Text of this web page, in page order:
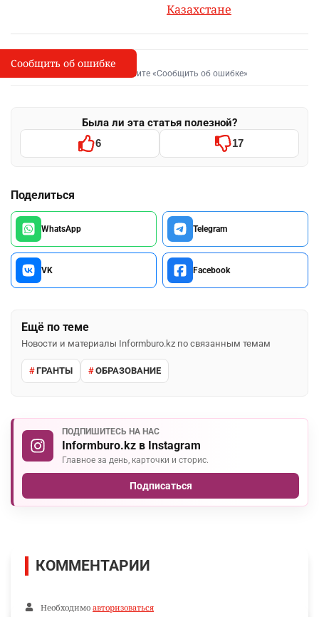
Казахстане
I
Сообщить об опечатке
Выделите фрагмент и нажмите «Сообщить об ошибке»
Была ли эта статья полезной?
6 17
Поделиться
WhatsApp Telegram
VK Facebook
Ещё по теме
Новости и материалы Informburo.kz по связанным темам
ГРАНТЫ ОБРАЗОВАНИЕ
ПОДПИШИТЕСЬ НА НАС
Informburo.kz в Instagram
Главное за день, карточки и сторис.
Подписаться
Сообщить об ошибке
КОММЕНТАРИИ
Необходимо авторизоваться